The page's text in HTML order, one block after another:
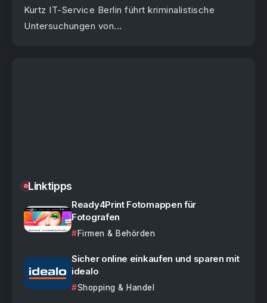
Kurtz IT-Service Berlin führt kriminalistische
Untersuchungen von...
Linktipps
Ready4Print Fotomappen für
Fotografen
Firmen & Behörden
Sicher online einkaufen und sparen mit
idealo
Shopping & Handel